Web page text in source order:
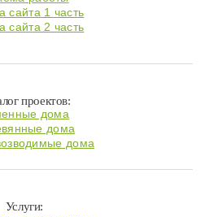
сайта 1 часть
сайта 2 часть
проектов:
дома
дома
дома
Услуги: